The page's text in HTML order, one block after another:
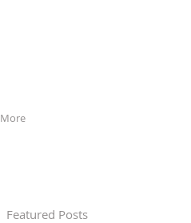
More
Featured Posts